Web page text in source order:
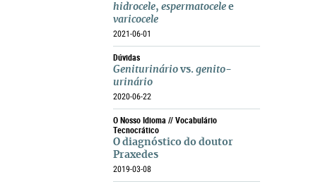
hidrocele, espermatocele e
varicocele
2021-06-01
Dúvidas
Geniturinário vs. genito-
urinário
2020-06-22
O Nosso Idioma // Vocabulário
Tecnocrático
O diagnóstico do doutor
Praxedes
2019-03-08